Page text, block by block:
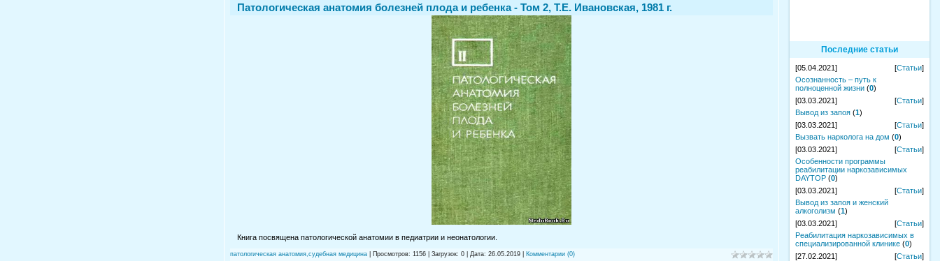
Патологическая анатомия болезней плода и ребенка - Том 2, Т.Е. Ивановская, 1981 г.
Книга посвящена патологической анатомии в педиатрии и неонатологии.
патологическая анатомия,судебная медицина | Просмотров: 1156 | Загрузок: 0 | Дата: 26.05.2019 Комментарии (0)
Последние статьи
[05.04.2021] [Статьи]
Осознанность – путь к
полноценной жизни (0)
[03.03.2021]
[Статьи]
Вывод из запоя (1)
[03.03.2021]
[Статьи]
Вызвать нарколога на дом (0)
[03.03.2021]
[Статьи]
Особенности программы
реабилитации наркозависимых
DAYTOP (0)
[03.03.2021]
[Статьи]
Вывод из запоя и женский
алкоголизм (1)
[03.03.2021]
[Статьи]
Реабилитация наркозависимых в
специализированной клинике (0)
[27.02.2021]
[Статьи]